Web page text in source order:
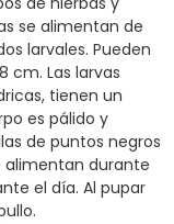
se alimentan de
larvales. Pueden
cm. Las larvas
tienen un
es pálido y
de puntos negros
alimentan durante
el día. Al pupar